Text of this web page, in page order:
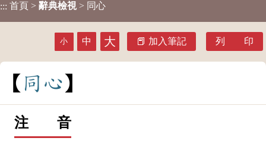
::: 首頁 > 辭典檢視 > 同心
小 中 大 加入筆記 列 印
同 心
注 音